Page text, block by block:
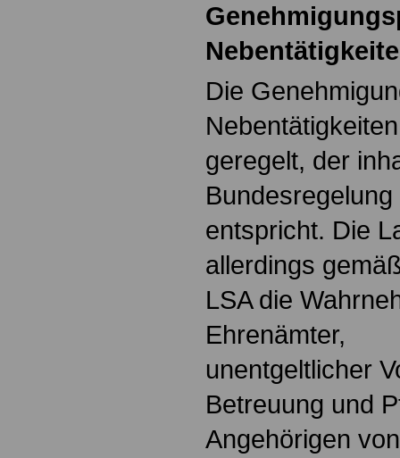
Die
geregelt, der
entspricht. Die
allerdings
LSA die
Ehrenämter,
unentgeltlicher
Betreuung und
Angehörigen